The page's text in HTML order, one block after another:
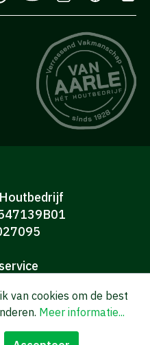
Consumenten
van cookies om de best
Meer informatie...